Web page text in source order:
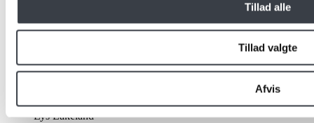
Tillad alle
Tillad valgte
Afvis
Lys Lakeland